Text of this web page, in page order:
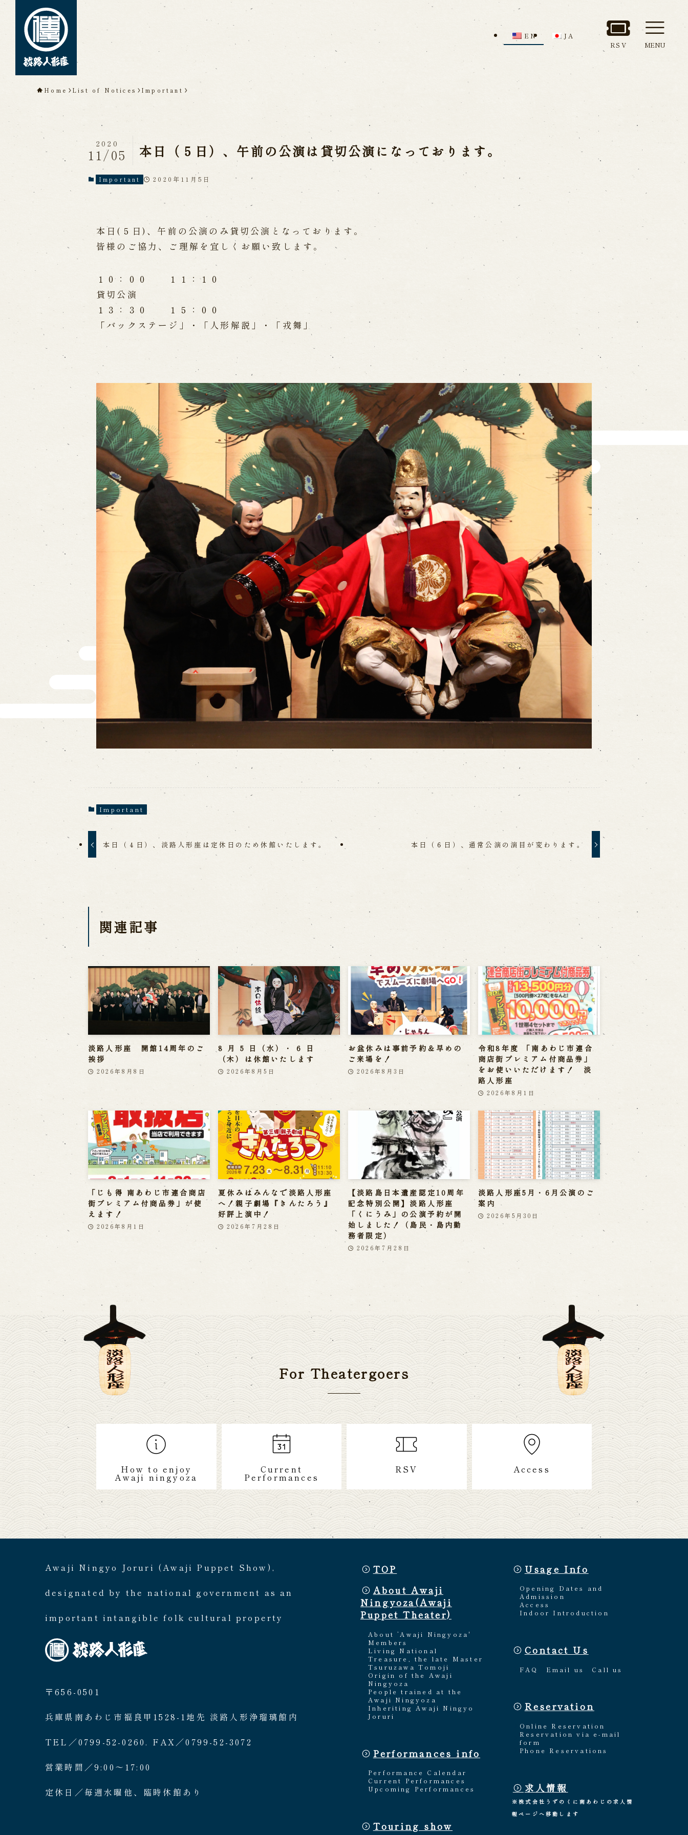
About Awaji Ningyoza(Awaji Puppet
Living National Treasure, the late Master
Tsuruzawa Tomoji
Origin of the Awaji Ningyoza
People trained at the Awaji Ningyoza
Inheriting Awaji Ningyo Joruri
Performances info
Performance Calendar
Current Performances
Touring show
Touring show
School Visit
海外旅行客向け特別公演「くにうみ」
History
Awaji Island and the Myth of the Birth of the
Nation
History of Awaji Ningyo Joruri
Awaji Ningyo Joruri's original performance
Awaji Ningyo Joruri (Puppet Theater) Spreading
Traditional Performing Arts in Minami-Awaji
City
Opening Dates and Admission
Indoor Introduction
Contact Us
FAQ Call us
Reservation
Online Reservation
Reservation via e-mail form
※株式会社うずのくに南あわじの求人情報ページへ移動します
通販サイトうずのくに
道の駅うずしお
うずの丘大鳴門橋記念館
EN JA
RSV MENU
Home List of Notices Important
本日（５日）、午前の公演は貸切公演になっております。
2020
11/05
Important 2020年11月5日
本日(５日)、午前の公演のみ貸切公演となっております。
皆様のご協力、ご理解を宜しくお願い致します。
１０：００ １１：１０
貸切公演
１３：３０ １５：００
「バックステージ」・「人形解説」・「戎舞」
Important
本日（４日）、淡路人形座は定休日のため休館いたします。 本日（６日）、通常公演の演目が変わります。
関連記事
淡路人形座 開館14周年のご
挨拶
2026年8月8日
8 月 5 日（水）・ 6 日
（木）は休館いたします
2026年8月5日
お盆休みは事前予約＆早めの
ご来場を！
2026年8月3日
令和8年度 「南あわじ市連合
商店街プレミアム付商品券」
をお使いいただけます！ 淡
路人形座
2026年8月1日
「じも得 南あわじ市連合商店
街プレミアム付商品券」が使
えます！
2026年8月1日
夏休みはみんなで淡路人形座
へ！親子劇場『きんたろう』
好評上演中！
2026年7月28日
【淡路島日本遺産認定10周年
記念特別公開】淡路人形座
「くにうみ」の公演予約が開
始しました！（島民・島内勤
務者限定）
2026年7月28日
淡路人形座5月・6月公演のご
案内
2026年5月30日
For Theatergoers
How to enjoy
Awaji ningyoza
Current
Performances
RSV Access
Awaji Ningyo Joruri (Awaji Puppet Show),
designated by the national government as an
important intangible folk cultural property
〒656-0501
兵庫県南あわじ市福良甲1528-1地先 淡路人形浄瑠璃館内
TEL／0799-52-0260. FAX／0799-52-3072
営業時間／9:00〜17:00
定休日／毎週水曜他、臨時休館あり
TOP
About Awaji
Ningyoza(Awaji
Puppet Theater)
About ’Awaji Ningyoza'
Members
Living National
Treasure, the late Master
Tsuruzawa Tomoji
Origin of the Awaji
Ningyoza
People trained at the
Awaji Ningyoza
Inheriting Awaji Ningyo
Joruri
Performances info
Performance Calendar
Current Performances
Upcoming Performances
Touring show
Usage Info
Opening Dates and
Admission
Access
Indoor Introduction
Contact Us
FAQ Email us Call us
Reservation
Online Reservation
Reservation via e-mail
form
Phone Reservations
求人情報
※株式会社うずのくに南あわじの求人情
報ページへ移動します